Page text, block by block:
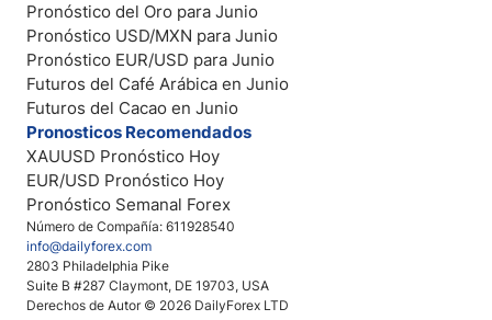
Número de Compañía: 611928540
info@dailyforex.com
2803 Philadelphia Pike
Suite B #287 Claymont, DE 19703, USA
Derechos de Autor © 2026 DailyForex LTD
Pronóstico del Oro para Junio
Pronóstico USD/MXN para Junio
Pronóstico EUR/USD para Junio
Futuros del Café Arábica en Junio
Futuros del Cacao en Junio
Pronosticos Recomendados
XAUUSD Pronóstico Hoy
EUR/USD Pronóstico Hoy
Pronóstico Semanal Forex